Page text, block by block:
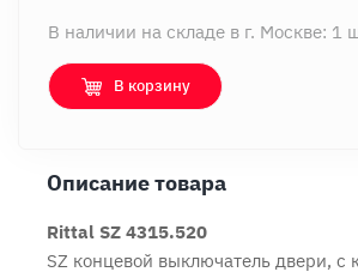
В наличии на складе в г. Москве: 1
В корзину
Описание товара
Rittal SZ 4315.520
SZ концевой выключатель двери,